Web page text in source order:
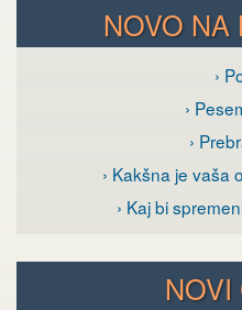
NOVO NA
›
›
›
› Kakšna je vaša
› Kaj bi
NOVI